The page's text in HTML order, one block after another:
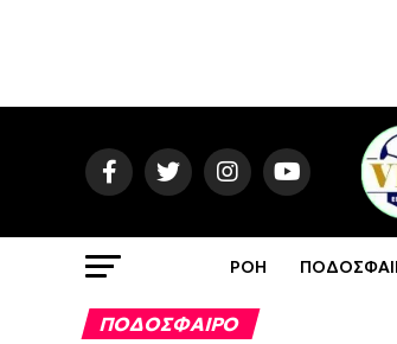
ΡΟΗ
ΠΟΔΟΣΦΑΙΡΟ